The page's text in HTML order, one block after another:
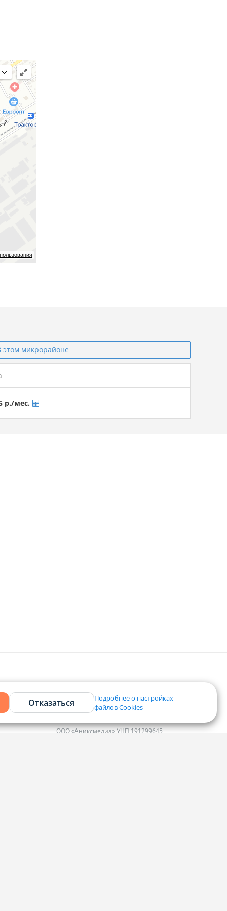
этом микрорайоне
р./мес.
Контакты
ООО «Аниксмедиа» УНП 191299645,
Отказаться
Подробнее о настройках
файлов Cookies